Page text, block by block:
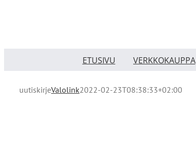
ETUSIVU VERKKOKAUPPA
uutiskirjeValolink2022-02-23T08:38:33+02:00